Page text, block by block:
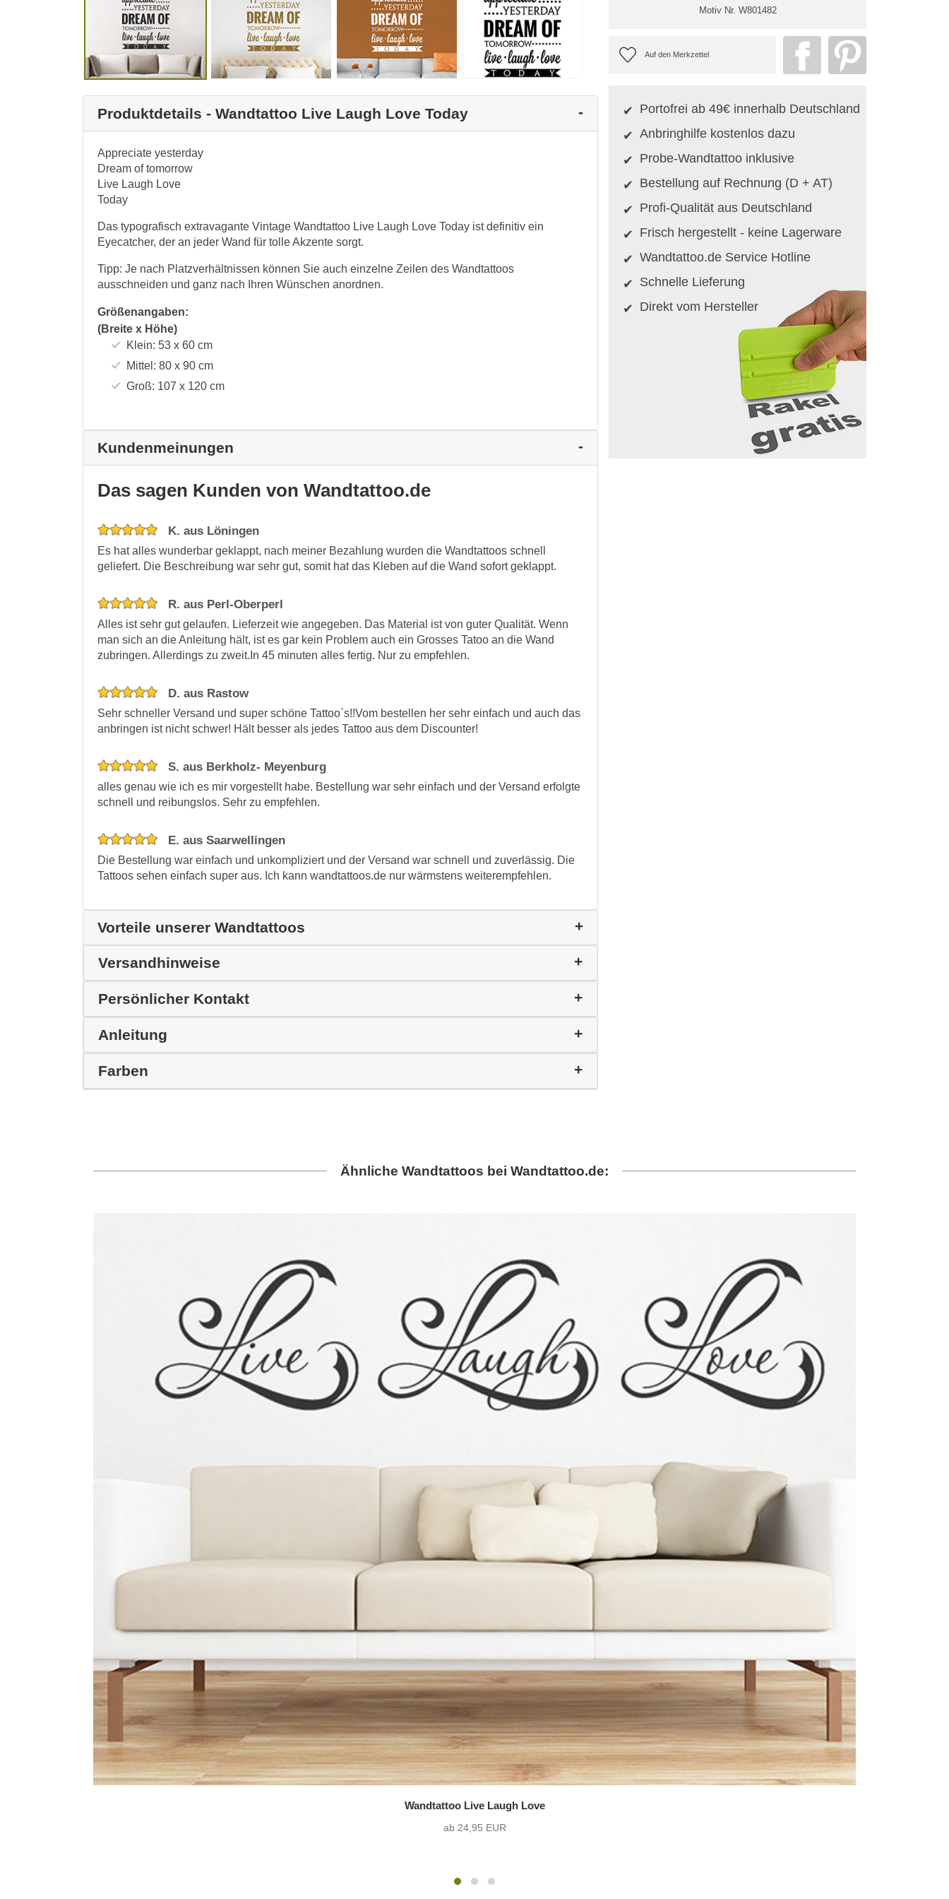
Produktdetails - Wandtattoo Live Laugh Love Today
Appreciate yesterday
Dream of tomorrow
Live Laugh Love
Today
Das typografisch extravagante Vintage Wandtattoo Live Laugh Love Today ist definitiv ein
Eyecatcher, der an jeder Wand für tolle Akzente sorgt.
Tipp: Je nach Platzverhältnissen können Sie auch einzelne Zeilen des Wandtattoos
ausschneiden und ganz nach Ihren Wünschen anordnen.
Größenangaben:
(Breite x Höhe)
Klein: 53 x 60cm
Mittel: 80 x 90cm
Groß: 107 x 120cm
Kundenmeinungen
Das sagen Kunden von Wandtattoo.de
K. aus Löningen
Es hat alles wunderbar geklappt, nach meiner Bezahlung wurden die Wandtattoos schnell
geliefert. Die Beschreibung war sehr gut, somit hat das Kleben auf die Wand sofort geklappt.
R. aus Perl-Oberperl
Alles ist sehr gut gelaufen. Lieferzeit wie angegeben. Das Material ist von guter Qualität. Wenn
man sich an die Anleitung hält, ist es gar kein Problem auch ein Grosses Tatoo an die Wand
zubringen. Allerdings zu zweit.In 45 minuten alles fertig. Nur zu empfehlen.
D. aus Rastow
Sehr schneller Versand und super schöne Tattoo`s!!Vom bestellen her sehr einfach und auch das
anbringen ist nicht schwer! Hält besser als jedes Tattoo aus dem Discounter!
S. aus Berkholz- Meyenburg
alles genau wie ich es mir vorgestellt habe. Bestellung war sehr einfach und der Versand erfolgte
schnell und reibungslos. Sehr zu empfehlen.
E. aus Saarwellingen
Die Bestellung war einfach und unkompliziert und der Versand war schnell und zuverlässig. Die
Tattoos sehen einfach super aus. Ich kann wandtattoos.de nur wärmstens weiterempfehlen.
Vorteile unserer Wandtattoos
Versandhinweise
Persönlicher Kontakt
Anleitung
Farben
Motiv Nr. W801482
Portofrei ab 49€ innerhalb Deutschland
Anbringhilfe kostenlos dazu
Probe-Wandtattoo inklusive
Bestellung auf Rechnung (D + AT)
Profi-Qualität aus Deutschland
Frisch hergestellt - keine Lagerware
Wandtattoo.de Service Hotline
Schnelle Lieferung
Direkt vom Hersteller
Ähnliche Wandtattoos bei Wandtattoo.de:
Wandtattoo Live Laugh Love
ab 24,95 EUR